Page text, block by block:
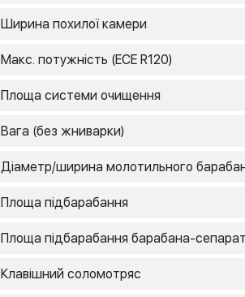
Ширина похилої камери
Макс. потужність (ECE R120)
Площа системи очищення
Вага (без жниварки)
Діаметр/ширина молотильного
Площа підбарабання
Площа підбарабання барабана-
Клавішний соломотряс